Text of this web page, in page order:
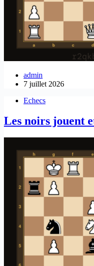
admin
7 juillet 2026
Echecs
Les noirs jouent